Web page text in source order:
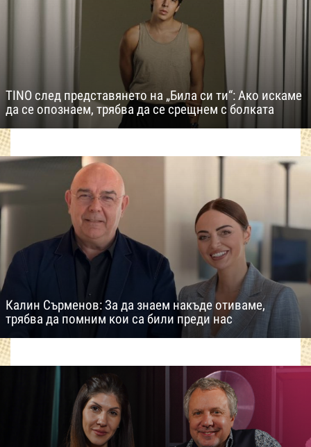
TINO след представянето на „Била си ти“: Ако искаме
да се опознаем, трябва да се срещнем с болката
Калин Сърменов: За да знаем накъде отиваме,
трябва да помним кои са били преди нас